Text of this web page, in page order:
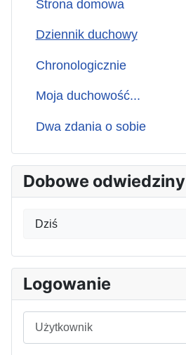
Strona domowa
Dziennik duchowy
Chronologicznie
Moja duchowość...
Dwa zdania o sobie
Dobowe odwiedziny
Dziś
Logowanie